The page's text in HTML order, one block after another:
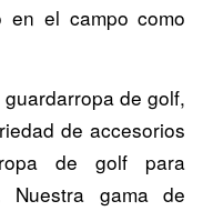
el campo como
de golf,
de accesorios
de golf para
Nuestra gama de